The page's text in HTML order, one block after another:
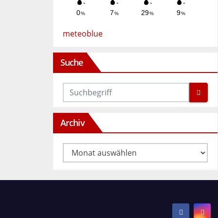
meteoblue
Suche
Archiv
Archiv